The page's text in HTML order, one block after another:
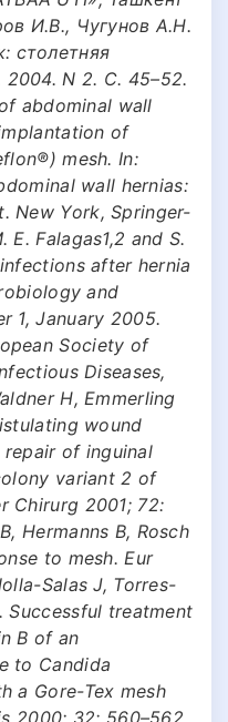
И.В., Чугунов А.Н.
столетняя
N 2. С. 45–52.
abdominal wall
of
mesh. In:
wall hernias:
New York, Springer-
Falagas1,2 and S.
after hernia
and
1, January 2005.
Society of
Diseases,
H, Emmerling
wound
of inguinal
variant 2 of
Chirurg 2001; 72:
Hermanns B, Rosch
to mesh. Eur
Salas J, Torres-
Successful treatment
B of an
to Candida
a Gore-Tex mesh
2000; 32: 560–562.